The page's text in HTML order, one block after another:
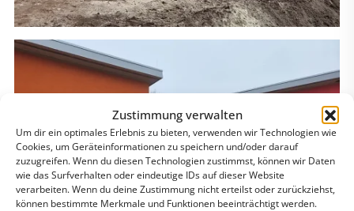
Zustimmung verwalten
Um dir ein optimales Erlebnis zu bieten, verwenden wir Technologien wie
Cookies, um Geräteinformationen zu speichern und/oder darauf
zuzugreifen. Wenn du diesen Technologien zustimmst, können wir Daten
wie das Surfverhalten oder eindeutige IDs auf dieser Website
verarbeiten. Wenn du deine Zustimmung nicht erteilst oder zurückziehst,
können bestimmte Merkmale und Funktionen beeinträchtigt werden.